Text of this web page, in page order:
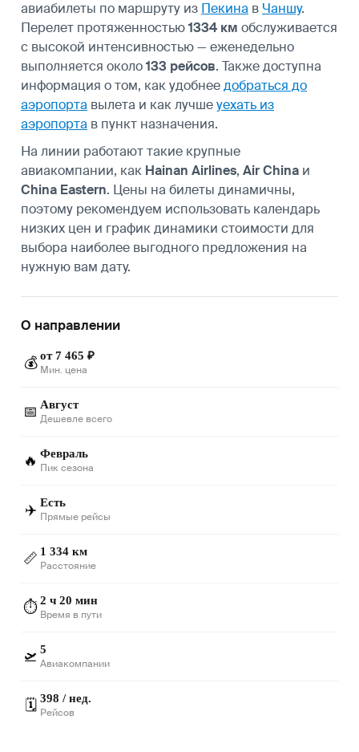
авиабилеты по маршруту из Пекина в Чаншу.
Перелет протяженностью1334 км обслуживается
с высокой интенсивностью — еженедельно
выполняется около133 рейсов. Также доступна
информация о том, как удобнеедобраться до
аэропорта вылета и как лучшеуехать из
аэропорта в пункт назначения.
На линии работают такие крупные
авиакомпании, как Hainan Airlines, Air China и
China Eastern. Цены на билеты динамичны,
поэтому рекомендуем использовать календарь
низких цен и график динамики стоимости для
выбора наиболее выгодного предложения на
нужную вам дату.
О направлении
💰 от 7 465 ₽
Мин. цена
📅 Август
Дешевле всего
🔥 Февраль
Пик сезона
✈️ Есть
Прямые рейсы
📏 1 334 км
Расстояние
⏱️2 ч 20 мин
Время в пути
🛫 5
Авиакомпании
🗓️ 398 / нед.
Рейсов